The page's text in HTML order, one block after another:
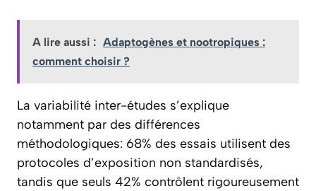
A lire aussi : Adaptogènes et nootropiques :
comment choisir ?
La variabilité inter-études s’explique
notamment par des différences
méthodologiques: 68% des essais utilisent des
protocoles d’exposition non standardisés,
tandis que seuls 42% contrôlent rigoureusement